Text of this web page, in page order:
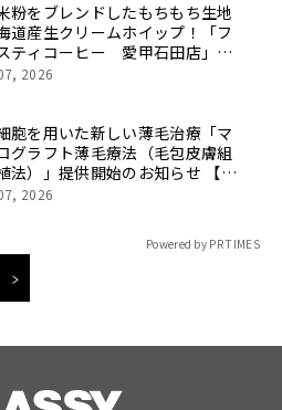
粉をブレンドしたもちもち生地
道産生クリームホイップ！「フ
ティコーヒー 愛甲石田店」に
月１７日（月）からクレープ販
2026
胞を用いた新しい薄毛治療「マ
グラフト薄毛療法（毛包皮膚組
法）」提供開始のお知らせ 【医
社団 青真会 青山エルクリニ
2026
Powered by PR TIMES